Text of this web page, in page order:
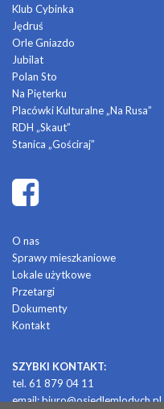
Klub Cybinka
Jędruś
Orle Gniazdo
Jubilat
Polan Sto
Na Pięterku
Placówki Kulturalne „Na Rusa”
RDH „Skaut”
Stanica „Gościraj”
O nas
Sprawy mieszkaniowe
Lokale użytkowe
Przetargi
Dokumenty
Kontakt
SZYBKI KONTAKT:
tel. 61 879 04 11
email:biuro@osiedlemlodych.pl